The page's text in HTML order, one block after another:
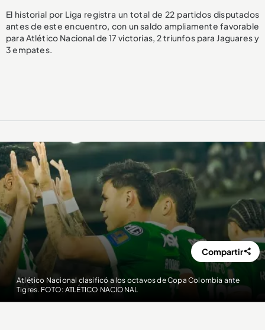
El historial por Liga registra un total de 22 partidos disputados
antes de este encuentro, con un saldo ampliamente favorable
para Atlético Nacional de 17 victorias, 2 triunfos para Jaguares y
3 empates.
Atlético Nacional clasificó a los octavos de Copa Colombia ante
Tigres. FOTO: ATLÉTICO NACIONAL
Compartir